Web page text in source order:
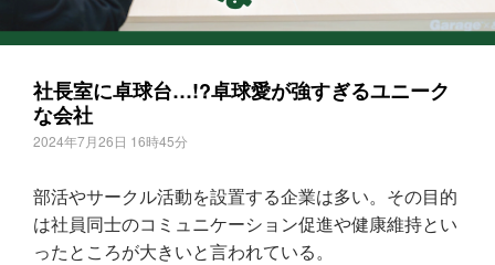
社長室に卓球台…!?卓球愛が強すぎるユニーク
な会社
2024年7月26日 16時45分
部活やサークル活動を設置する企業は多い。その目的
は社員同士のコミュニケーション促進や健康維持とい
ったところが大きいと言われている。